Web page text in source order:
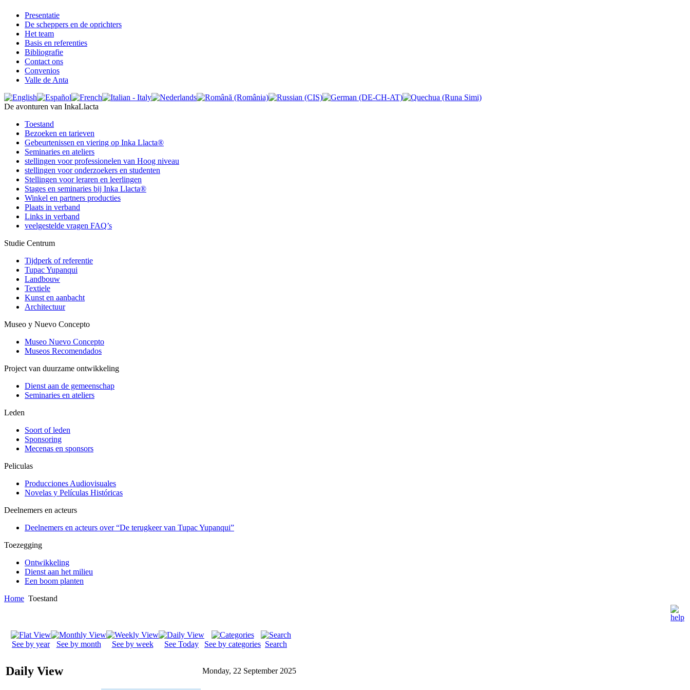
Presentatie
De scheppers en de oprichters
Het team
Basis en referenties
Bibliografie
Contact ons
Convenios
Valle de Anta
De avonturen van InkaLlacta
Toestand
Bezoeken en tarieven
Gebeurtenissen en viering op Inka Llacta®
Seminaries en ateliers
stellingen voor professionelen van Hoog niveau
stellingen voor onderzoekers en studenten
Stellingen voor leraren en leerlingen
Stages en seminaries bij Inka Llacta®
Winkel en partners producties
Plaats in verband
Links in verband
veelgestelde vragen FAQ’s
Studie Centrum
Tijdperk of referentie
Tupac Yupanqui
Landbouw
Textiele
Kunst en aanbacht
Architectuur
Museo y Nuevo Concepto
Museo Nuevo Concepto
Museos Recomendados
Project van duurzame ontwikkeling
Dienst aan de gemeenschap
Seminaries en ateliers
Leden
Soort of leden
Sponsoring
Mecenas en sponsors
Peliculas
Producciones Audiovisuales
Novelas y Películas Históricas
Deelnemers en acteurs
Deelnemers en acteurs over “De terugkeer van Tupac Yupanqui”
Toezegging
Ontwikkeling
Dienst aan het milieu
Een boom planten
Home Toestand
See by year See by month See by week See Today See by categories Search
Daily View Monday, 22 September 2025